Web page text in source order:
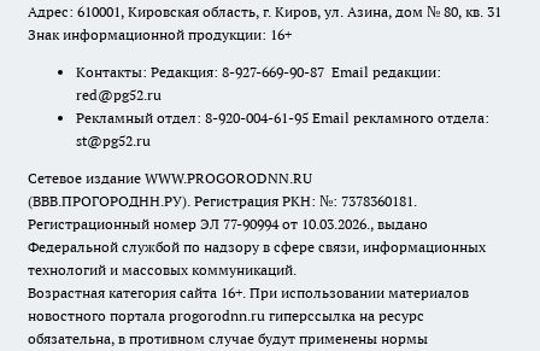
Адрес: 610001, Кировская область, г. Киров, ул. Азина, дом № 80, кв. 31
Знак информационной продукции: 16+
Контакты: Редакция: 8-927-669-90-87 Email редакции:
red@pg52.ru
Рекламный отдел: 8-920-004-61-95 Email рекламного отдела:
st@pg52.ru
Сетевое издание WWW.PROGORODNN.RU
(ВВВ.ПРОГОРОДНН.РУ). Регистрация РКН: №: 7378360181.
Регистрационный номер ЭЛ 77-90994 от 10.03.2026., выдано
Федеральной службой по надзору в сфере связи, информационных
технологий и массовых коммуникаций.
Возрастная категория сайта 16+. При использовании материалов
новостного портала progorodnn.ru гиперссылка на ресурс
обязательна, в противном случае будут применены нормы